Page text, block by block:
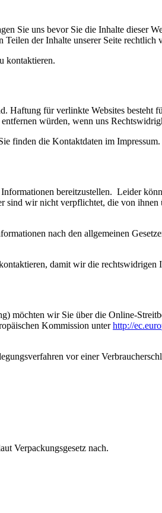
Sie uns bevor Sie die Inhalte dieser
der Inhalte unserer Seite rechtlich
kontaktieren.
Haftung für verlinkte Websites
würden, wenn uns
finden die Kontaktdaten im Impressum.
bereitzustellen. Leider
wir nicht verpflichtet, die von
nach den allgemeinen
damit wir die
möchten wir Sie über die Online-
Kommission unterhttp://
vor einer
Verpackungsgesetz nach.